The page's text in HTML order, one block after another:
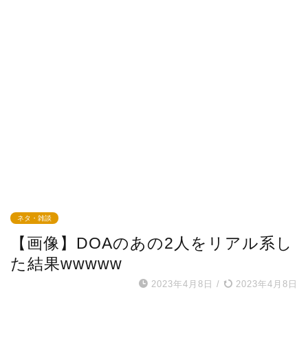
ネタ・雑談
【画像】DOAのあの2人をリアル系し
た結果wwwww
2023年4月8日 / 2023年4月8日